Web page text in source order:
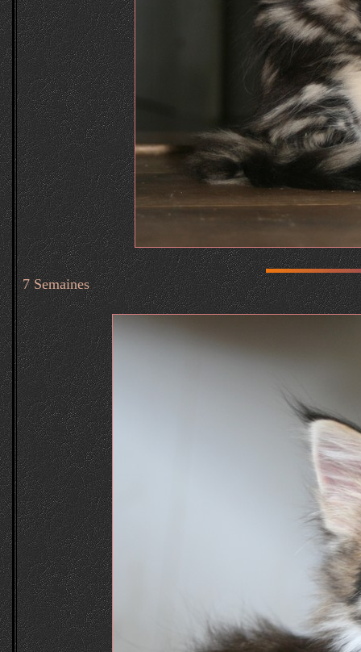
7 Semaines